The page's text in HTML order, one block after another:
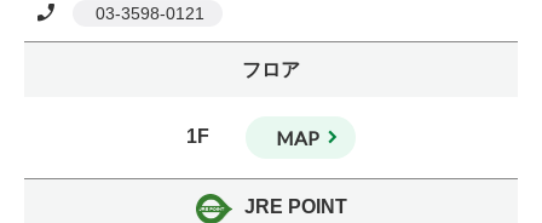
03-3598-0121
フロア
1F MAP
JRE POINT